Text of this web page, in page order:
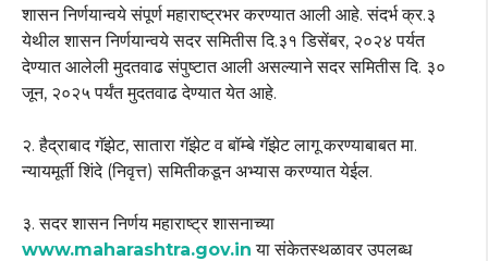
शासन निर्णयान्वये संपूर्ण महाराष्ट्रभर करण्यात आली आहे. संदर्भ क्र.३
येथील शासन निर्णयान्वये सदर समितीस दि.३१ डिसेंबर, २०२४ पर्यत
देण्यात आलेली मुदतवाढ संपुष्टात आली असल्याने सदर समितीस दि. ३०
जून, २०२५ पर्यंत मुदतवाढ देण्यात येत आहे.
२. हैद्राबाद गॅझेट, सातारा गॅझेट व बॉम्बे गॅझेट लागू करण्याबाबत मा.
न्यायमूर्ती शिंदे (निवृत्त) समितीकडून अभ्यास करण्यात येईल.
३. सदर शासन निर्णय महाराष्ट्र शासनाच्या
www.maharashtra.gov.in या संकेतस्थळावर उपलब्ध